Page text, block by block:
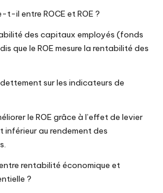
il entre ROCE et ROE ?
des capitaux employés (fonds
que le ROE mesure la rentabilité des
sur les indicateurs de
le ROE grâce à l’effet de levier
inférieur au rendement des
rentabilité économique et
?